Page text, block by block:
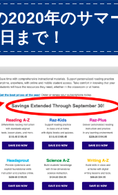
2020年のサマ
まで！